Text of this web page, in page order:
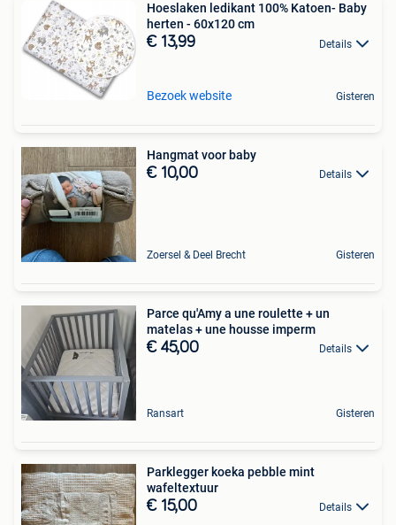
Hoeslaken ledikant 100% Katoen- Baby
herten - 60x120 cm
€ 13,99 Details
Bezoek website Gisteren
Hangmat voor baby
€ 10,00 Details
Zoersel & Deel Brecht Gisteren
Parce qu'Amy a une roulette + un
matelas + une housse imperm
€ 45,00 Details
Ransart Gisteren
Parklegger koeka pebble mint
wafeltextuur
€ 15,00 Details